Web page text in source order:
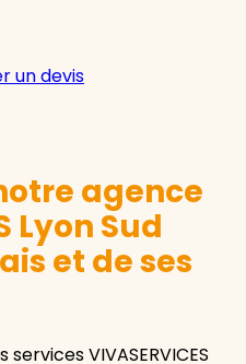
un devis
agence
Lyon Sud
et de ses
VIVASERVICES